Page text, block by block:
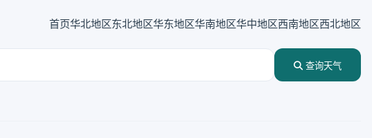
首页华北地区东北地区华东地区华南地区华中地区西南地区西北地区
查询天气